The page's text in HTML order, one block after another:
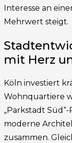
Interesse an
Mehrwert steigt.
mit Herz
Köln investiert
Wohnquartiere
„Parkstadt
moderne
zusammen.